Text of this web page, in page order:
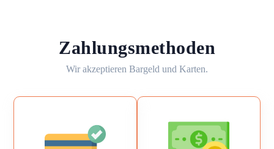
Zahlungsmethoden
Wir akzeptieren Bargeld und Karten.